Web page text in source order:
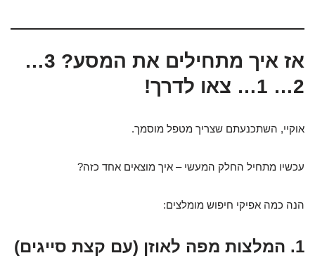
אז איך מתחילים את המסע? 3…
2… 1… צאו לדרך!
אוקיי, השתכנעתם שצריך מטפל מוסמך.
עכשיו מתחיל החלק המעשי – איך מוצאים אחד כזה?
הנה כמה אפיקי חיפוש מומלצים:
1. המלצות מפה לאוזן (עם קצת סייגים)